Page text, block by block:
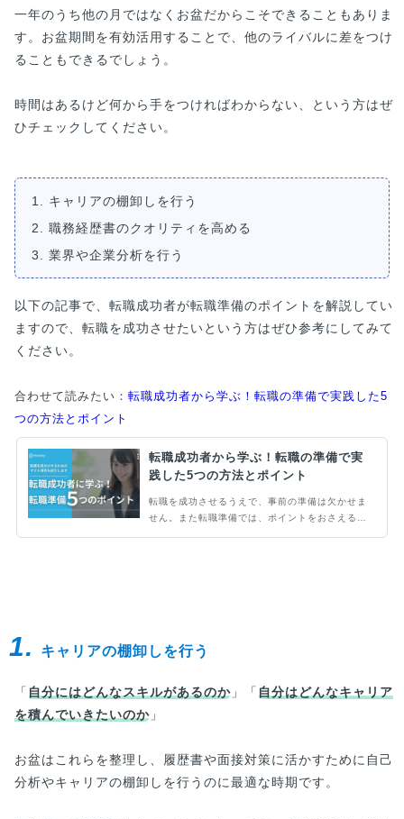
一年のうち他の月ではなくお盆だからこそできることもありま
す。お盆期間を有効活用することで、他のライバルに差をつけ
ることもできるでしょう。
時間はあるけど何から手をつければわからない、という方はぜ
ひチェックしてください。
1. キャリアの棚卸しを行う
2. 職務経歴書のクオリティを高める
3. 業界や企業分析を行う
以下の記事で、転職成功者が転職準備のポイントを解説してい
ますので、転職を成功させたいという方はぜひ参考にしてみて
ください。
合わせて読みたい： 転職成功者から学ぶ！転職の準備で実践した5
つの方法とポイント
転職成功者から学ぶ！転職の準備で実
践した5つの方法とポイント
転職を成功させるうえで、事前の準備は欠かせま
せん。また転職準備では、ポイントをおさえるこ
1. キャリアの棚卸しを行う
「 自分にはどんなスキルがあるのか 」「 自分はどんなキャリア
を積んでいきたいのか 」
お盆はこれらを整理し、履歴書や面接対策に活かすために自己
分析やキャリアの棚卸しを行うのに最適な時期です。